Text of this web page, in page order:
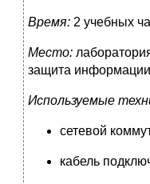
Время: 2 учебных
Место:
защита
Используемые
сетевой
кабель